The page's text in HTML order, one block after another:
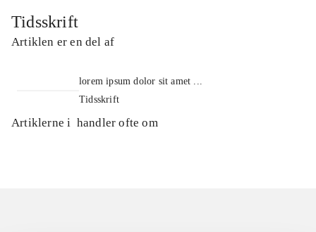
Tidsskrift
Artiklen er en del af
lorem ipsum dolor sit amet ...
Tidsskrift
Artiklerne i handler ofte om